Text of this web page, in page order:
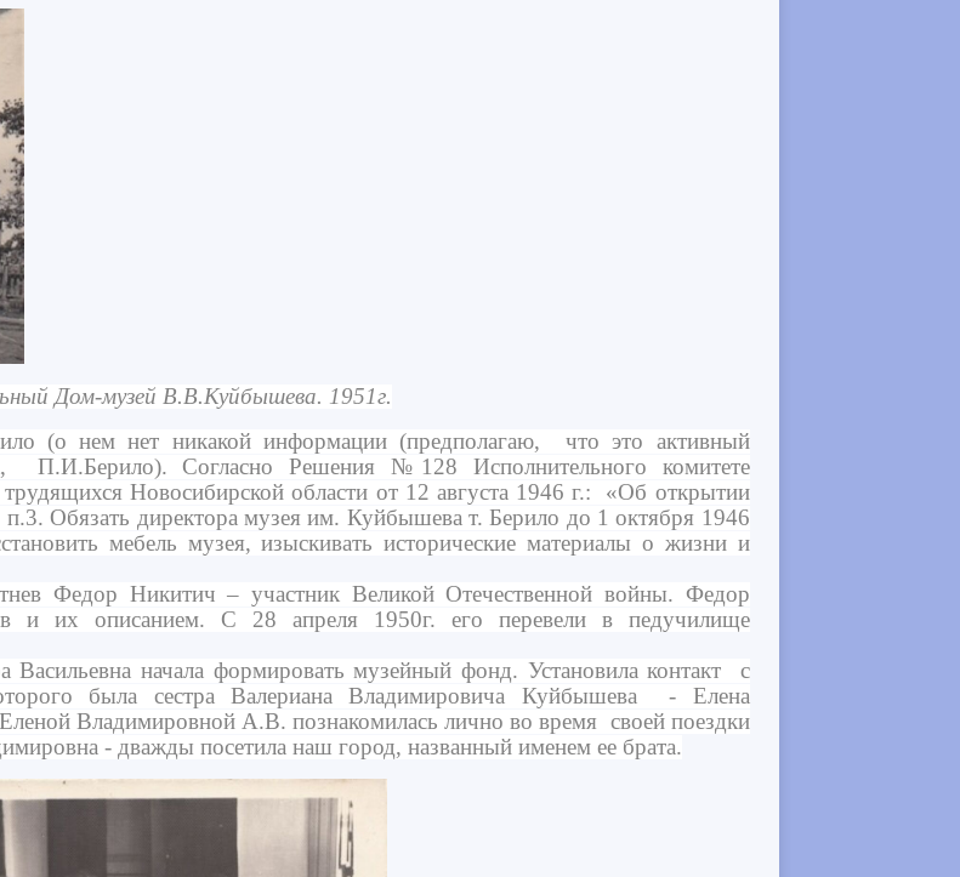
Дом-музей В.В.Куйбышева. 1951г.
(о нем нет никакой информации (предполагаю, что это активный
П.И.Берило). Согласно Решения №128 Исполнительного комитете
Новосибирской области от 12 августа 1946 г.: «Об открытии
Обязать директора музея им. Куйбышева т. Берило до 1 октября 1946
мебель музея, изыскивать исторические материалы о жизни и
Федор Никитич – участник Великой Отечественной войны. Федор
и их описанием. С 28 апреля 1950г. его перевели в педучилище
начала формировать музейный фонд. Установила контакт с
была сестра Валериана Владимировича Куйбышева - Елена
Владимировной А.В. познакомилась лично во время своей поездки
- дважды посетила наш город, названный именем ее брата.